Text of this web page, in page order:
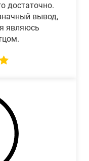
достаточно.
вывод,
являюсь